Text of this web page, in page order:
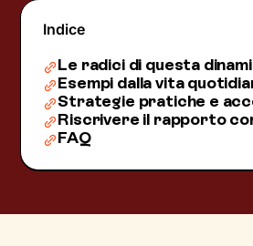
Indice
Le radici di questa
Esempi dalla vita
Strategie pratiche e
Riscrivere il rapporto
FAQ